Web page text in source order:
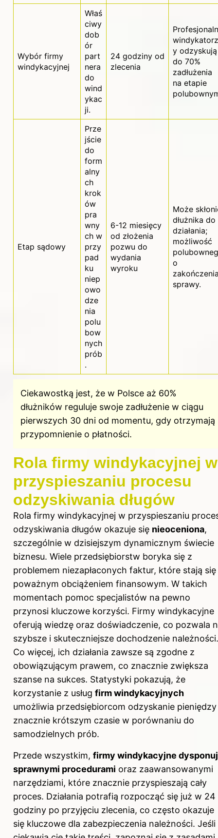
Wybór firmy
windykacyjnej
Właś
ciwy
dob
ór
part
nera
do
wind
ykac
ji.
24 godziny od
zlecenia
windykatorz
y odzyskują
do 70%
zadłużenia
na etapie
Etap sądowy
Prze
jście
do
form
alny
ch
krok
ów
pra
wny
ch w
przy
pad
ku
niep
owo
dze
nia
polu
bow
nych
prób
.
6-12 miesięcy
od złożenia
pozwu do
wydania
wyroku
Może
dłużnika do
działania;
możliwość
polubowneg
o
sprawy.
Ciekawostką jest, że w Polsce aż 60%
dłużników reguluje swoje zadłużenie w ciągu
pierwszych 30 dni od momentu, gdy otrzymają
przypomnienie o płatności.
Rola firmy windykacyjnej w
przyspieszaniu procesu
odzyskiwania długów
Rola firmy windykacyjnej w przyspieszaniu
odzyskiwania długów okazuje się nieoceniona,
szczególnie w dzisiejszym dynamicznym świecie
biznesu. Wiele przedsiębiorstw boryka się z
problemem niezapłaconych faktur, które stają się
poważnym obciążeniem finansowym. W takich
momentach pomoc specjalistów na pewno
przynosi kluczowe korzyści. Firmy windykacyjne
oferują wiedzę oraz doświadczenie, co pozwala
szybsze i skuteczniejsze dochodzenie należności.
Co więcej, ich działania zawsze są zgodne z
obowiązującym prawem, co znacznie zwiększa
szanse na sukces. Statystyki pokazują, że
korzystanie z usług firm windykacyjnych
umożliwia przedsiębiorcom odzyskanie
znacznie krótszym czasie w porównaniu do
samodzielnych prób.
Przede wszystkim, firmy windykacyjne
sprawnymi procedurami oraz zaawansowanymi
narzędziami, które znacznie przyspieszają cały
proces. Działania potrafią rozpocząć się już w 24
godziny po przyjęciu zlecenia, co często okazuje
się kluczowe dla zabezpieczenia należności. Jeśli